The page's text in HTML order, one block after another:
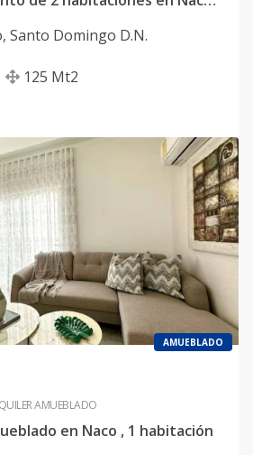
, Santo Domingo D.N.
125 Mt2
AMUEBLADO
AMUEBLADO
en Naco , 1 habitación